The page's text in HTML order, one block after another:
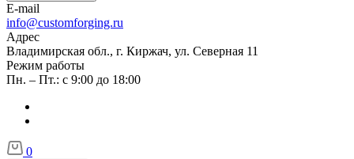
E-mail
info@customforging.ru
Адрес
Владимирская обл., г. Киржач, ул. Северная 11
Режим работы
Пн. – Пт.: с 9:00 до 18:00
0